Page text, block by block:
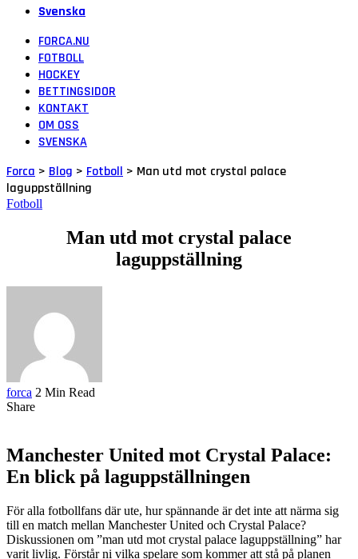
Svenska
FORCA.NU
FOTBOLL
HOCKEY
BETTINGSIDOR
KONTAKT
OM OSS
SVENSKA
Forca > Blog > Fotboll > Man utd mot crystal palace
laguppställning
Fotboll
Man utd mot crystal palace
laguppställning
forca 2 Min Read
Share
Manchester United mot Crystal Palace:
En blick på laguppställningen
För alla fotbollfans där ute, hur spännande är det inte att närma sig
till en match mellan Manchester United och Crystal Palace?
Diskussionen om ”man utd mot crystal palace laguppställning” har
varit livlig. Förstår ni vilka spelare som kommer att stå på planen